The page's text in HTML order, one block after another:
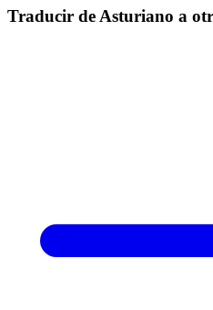
Traducir de Asturiano a